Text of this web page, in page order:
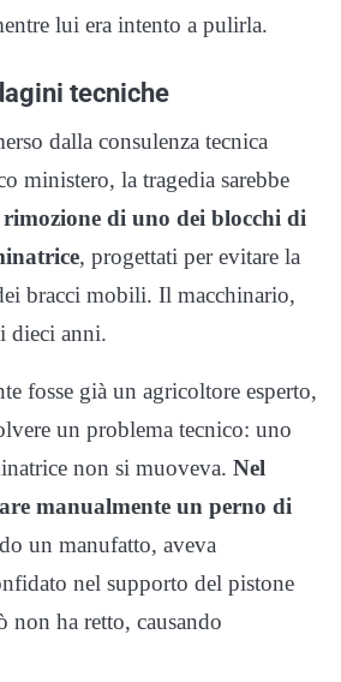
lui era intento a pulirla.
tecniche
dalla consulenza tecnica
ministero, la tragedia sarebbe
di uno dei blocchi di
, progettati per evitare la
bracci mobili. Il macchinario,
dieci anni.
fosse già un agricoltore esperto,
un problema tecnico: uno
non si muoveva. Nel
manualmente un perno di
un manufatto, aveva
nel supporto del pistone
non ha retto, causando